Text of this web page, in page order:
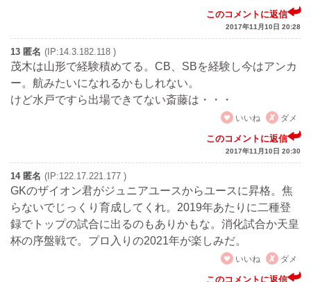
このコメントに返信
2017年11月10日 20:28
13 匿名 (IP:14.3.182.118 )
茂木は山形で経験積めてる。CB、SBを経験し今はアンカ
ー。航みたいになれるかもしれない。
けど水戸ですら出場できてない斎藤は・・・
いいね
ダメ
このコメントに返信
2017年11月10日 20:30
14 匿名 (IP:122.17.221.177 )
GKのザイオン君がジュニアユースからユースに昇格。焦
らないでじっくり育成してくれ。2019年あたりに二種登
録でトップの試合に出るのもありかもな。消化試合か天皇
杯の序盤戦で。プロ入りの2021年が楽しみだ。
いいね
ダメ
このコメントに返信